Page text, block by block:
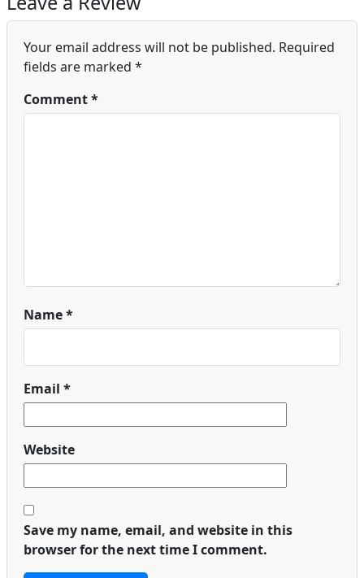
Your email address will not be published. Required
fields are marked *
Comment*
Name*
Email *
Website
Save my name, email, and website in this
browser for the next time I comment.